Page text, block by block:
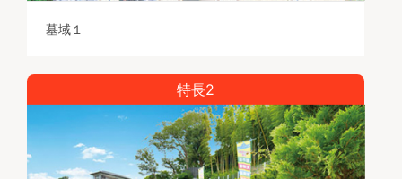
墓域１
特長2